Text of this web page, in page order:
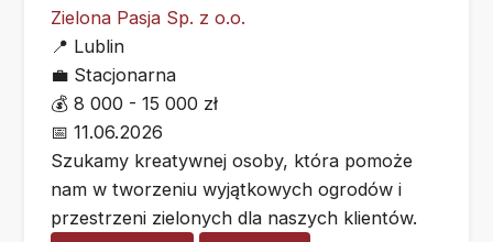
Zielona Pasja Sp. z o.o.
📍 Lublin
💼 Stacjonarna
💰 8 000 - 15 000 zł
📅 11.06.2026
Szukamy kreatywnej osoby, która pomoże
nam w tworzeniu wyjątkowych ogrodów i
przestrzeni zielonych dla naszych klientów.